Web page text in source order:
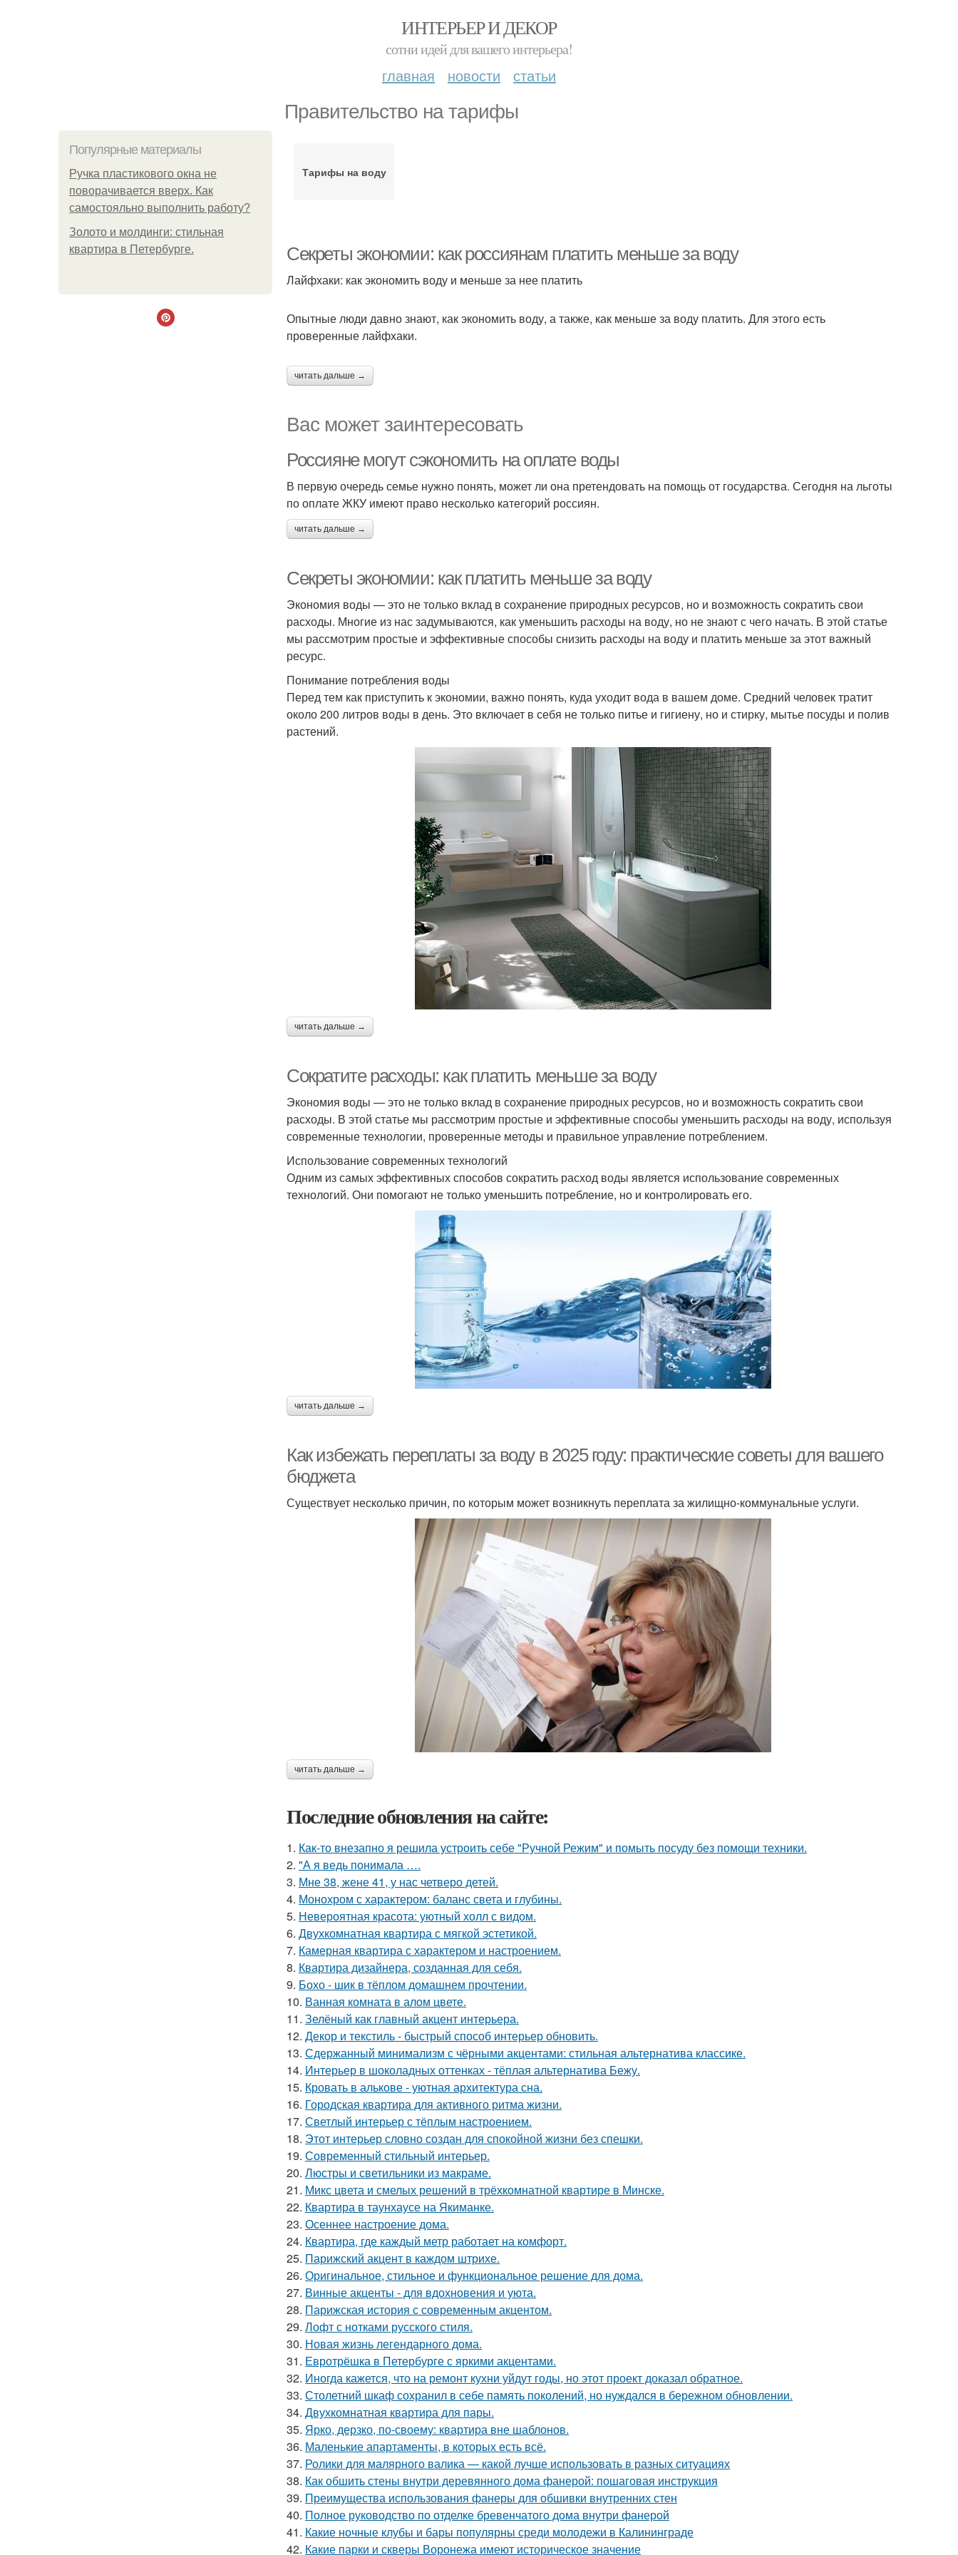
ИНТЕРЬЕР И ДЕКОР
сотни идей для вашего интерьера!
главная новости статьи
Правительство на тарифы
Популярные материалы
Ручка пластикового окна не
поворачивается вверх. Как
самостояльно выполнить работу?
Золото и молдинги: стильная
квартира в Петербурге.
Тарифы на воду
Секреты экономии: как россиянам платить меньше за воду
Лайфхаки: как экономить воду и меньше за нее платить
Опытные люди давно знают, как экономить воду, а также, как меньше за воду платить. Для этого есть
проверенные лайфхаки.
читать дальше →
Вас может заинтересовать
Россияне могут сэкономить на оплате воды
В первую очередь семье нужно понять, может ли она претендовать на помощь от государства. Сегодня на льготы
по оплате ЖКУ имеют право несколько категорий россиян.
читать дальше →
Секреты экономии: как платить меньше за воду
Экономия воды — это не только вклад в сохранение природных ресурсов, но и возможность сократить свои
расходы. Многие из нас задумываются, как уменьшить расходы на воду, но не знают с чего начать. В этой статье
мы рассмотрим простые и эффективные способы снизить расходы на воду и платить меньше за этот важный
ресурс.
Понимание потребления воды
Перед тем как приступить к экономии, важно понять, куда уходит вода в вашем доме. Средний человек тратит
около 200 литров воды в день. Это включает в себя не только питье и гигиену, но и стирку, мытье посуды и полив
растений.
читать дальше →
Сократите расходы: как платить меньше за воду
Экономия воды — это не только вклад в сохранение природных ресурсов, но и возможность сократить свои
расходы. В этой статье мы рассмотрим простые и эффективные способы уменьшить расходы на воду, используя
современные технологии, проверенные методы и правильное управление потреблением.
Использование современных технологий
Одним из самых эффективных способов сократить расход воды является использование современных
технологий. Они помогают не только уменьшить потребление, но и контролировать его.
читать дальше →
Как избежать переплаты за воду в 2025 году: практические советы для вашего
бюджета
Существует несколько причин, по которым может возникнуть переплата за жилищно-коммунальные услуги.
читать дальше →
Последние обновления на сайте:
1. Как-то внезапно я решила устроить себе "Ручной Режим" и помыть посуду без помощи техники.
2. "А я ведь понимала ….
3. Мне 38, жене 41, у нас четверо детей.
4. Монохром с характером: баланс света и глубины.
5. Невероятная красота: уютный холл с видом.
6. Двухкомнатная квартира с мягкой эстетикой.
7. Камерная квартира с характером и настроением.
8. Квартира дизайнера, созданная для себя.
9. Бохо - шик в тёплом домашнем прочтении.
10. Ванная комната в алом цвете.
11. Зелёный как главный акцент интерьера.
12. Декор и текстиль - быстрый способ интерьер обновить.
13. Сдержанный минимализм с чёрными акцентами: стильная альтернатива классике.
14. Интерьер в шоколадных оттенках - тёплая альтернатива Бежу.
15. Кровать в алькове - уютная архитектура сна.
16. Городская квартира для активного ритма жизни.
17. Светлый интерьер с тёплым настроением.
18. Этот интерьер словно создан для спокойной жизни без спешки.
19. Современный стильный интерьер.
20. Люстры и светильники из макраме.
21. Микс цвета и смелых решений в трёхкомнатной квартире в Минске.
22. Квартира в таунхаусе на Якиманке.
23. Осеннее настроение дома.
24. Квартира, где каждый метр работает на комфорт.
25. Парижский акцент в каждом штрихе.
26. Оригинальное, стильное и функциональное решение для дома.
27. Винные акценты - для вдохновения и уюта.
28. Парижская история с современным акцентом.
29. Лофт с нотками русского стиля.
30. Новая жизнь легендарного дома.
31. Евротрёшка в Петербурге с яркими акцентами.
32. Иногда кажется, что на ремонт кухни уйдут годы, но этот проект доказал обратное.
33. Столетний шкаф сохранил в себе память поколений, но нуждался в бережном обновлении.
34. Двухкомнатная квартира для пары.
35. Ярко, дерзко, по-своему: квартира вне шаблонов.
36. Маленькие апартаменты, в которых есть всё.
37. Ролики для малярного валика — какой лучше использовать в разных ситуациях
38. Как обшить стены внутри деревянного дома фанерой: пошаговая инструкция
39. Преимущества использования фанеры для обшивки внутренних стен
40. Полное руководство по отделке бревенчатого дома внутри фанерой
41. Какие ночные клубы и бары популярны среди молодежи в Калининграде
42. Какие парки и скверы Воронежа имеют историческое значение